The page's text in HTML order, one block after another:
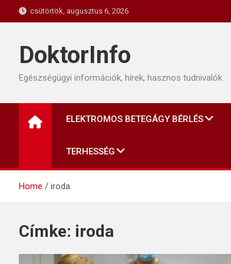
to
csütörtök, augusztus 6, 2026
DoktorInfo
Egészségügyi információk, hírek, hasznos tudnivalók
ELEKTROMOS BETEGÁGY BÉRLÉS
TERHESSÉG
Home iroda
Címke: iroda